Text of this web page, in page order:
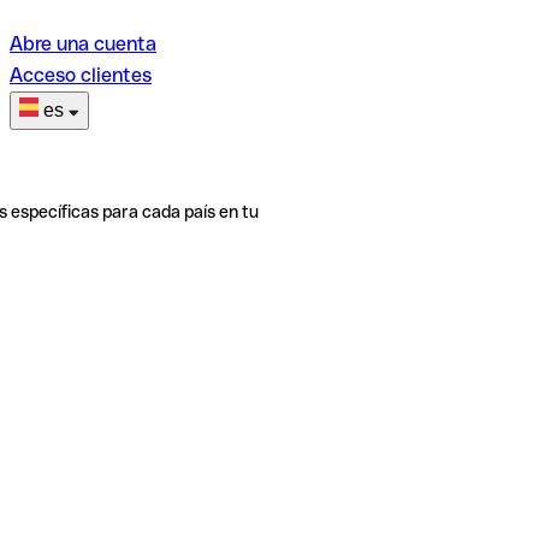
Abre una cuenta
Acceso clientes
es
específicas para cada país en tu